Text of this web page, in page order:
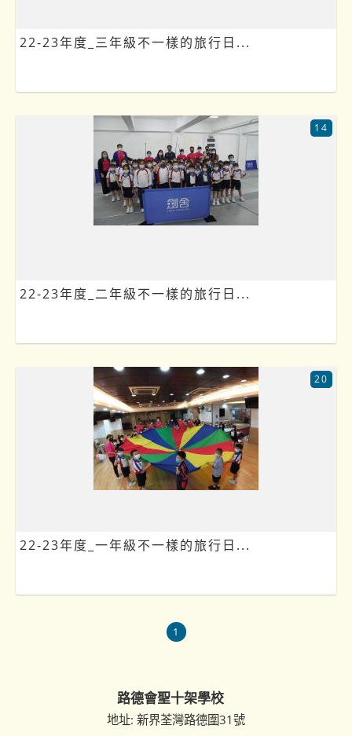
22-23年度_三年級不一樣的旅行日...
22-23年度_二年級不一樣的旅行日...
14
22-23年度_一年級不一樣的旅行日...
20
1
路德會聖十架學校
地址: 新界荃灣路德圍31號